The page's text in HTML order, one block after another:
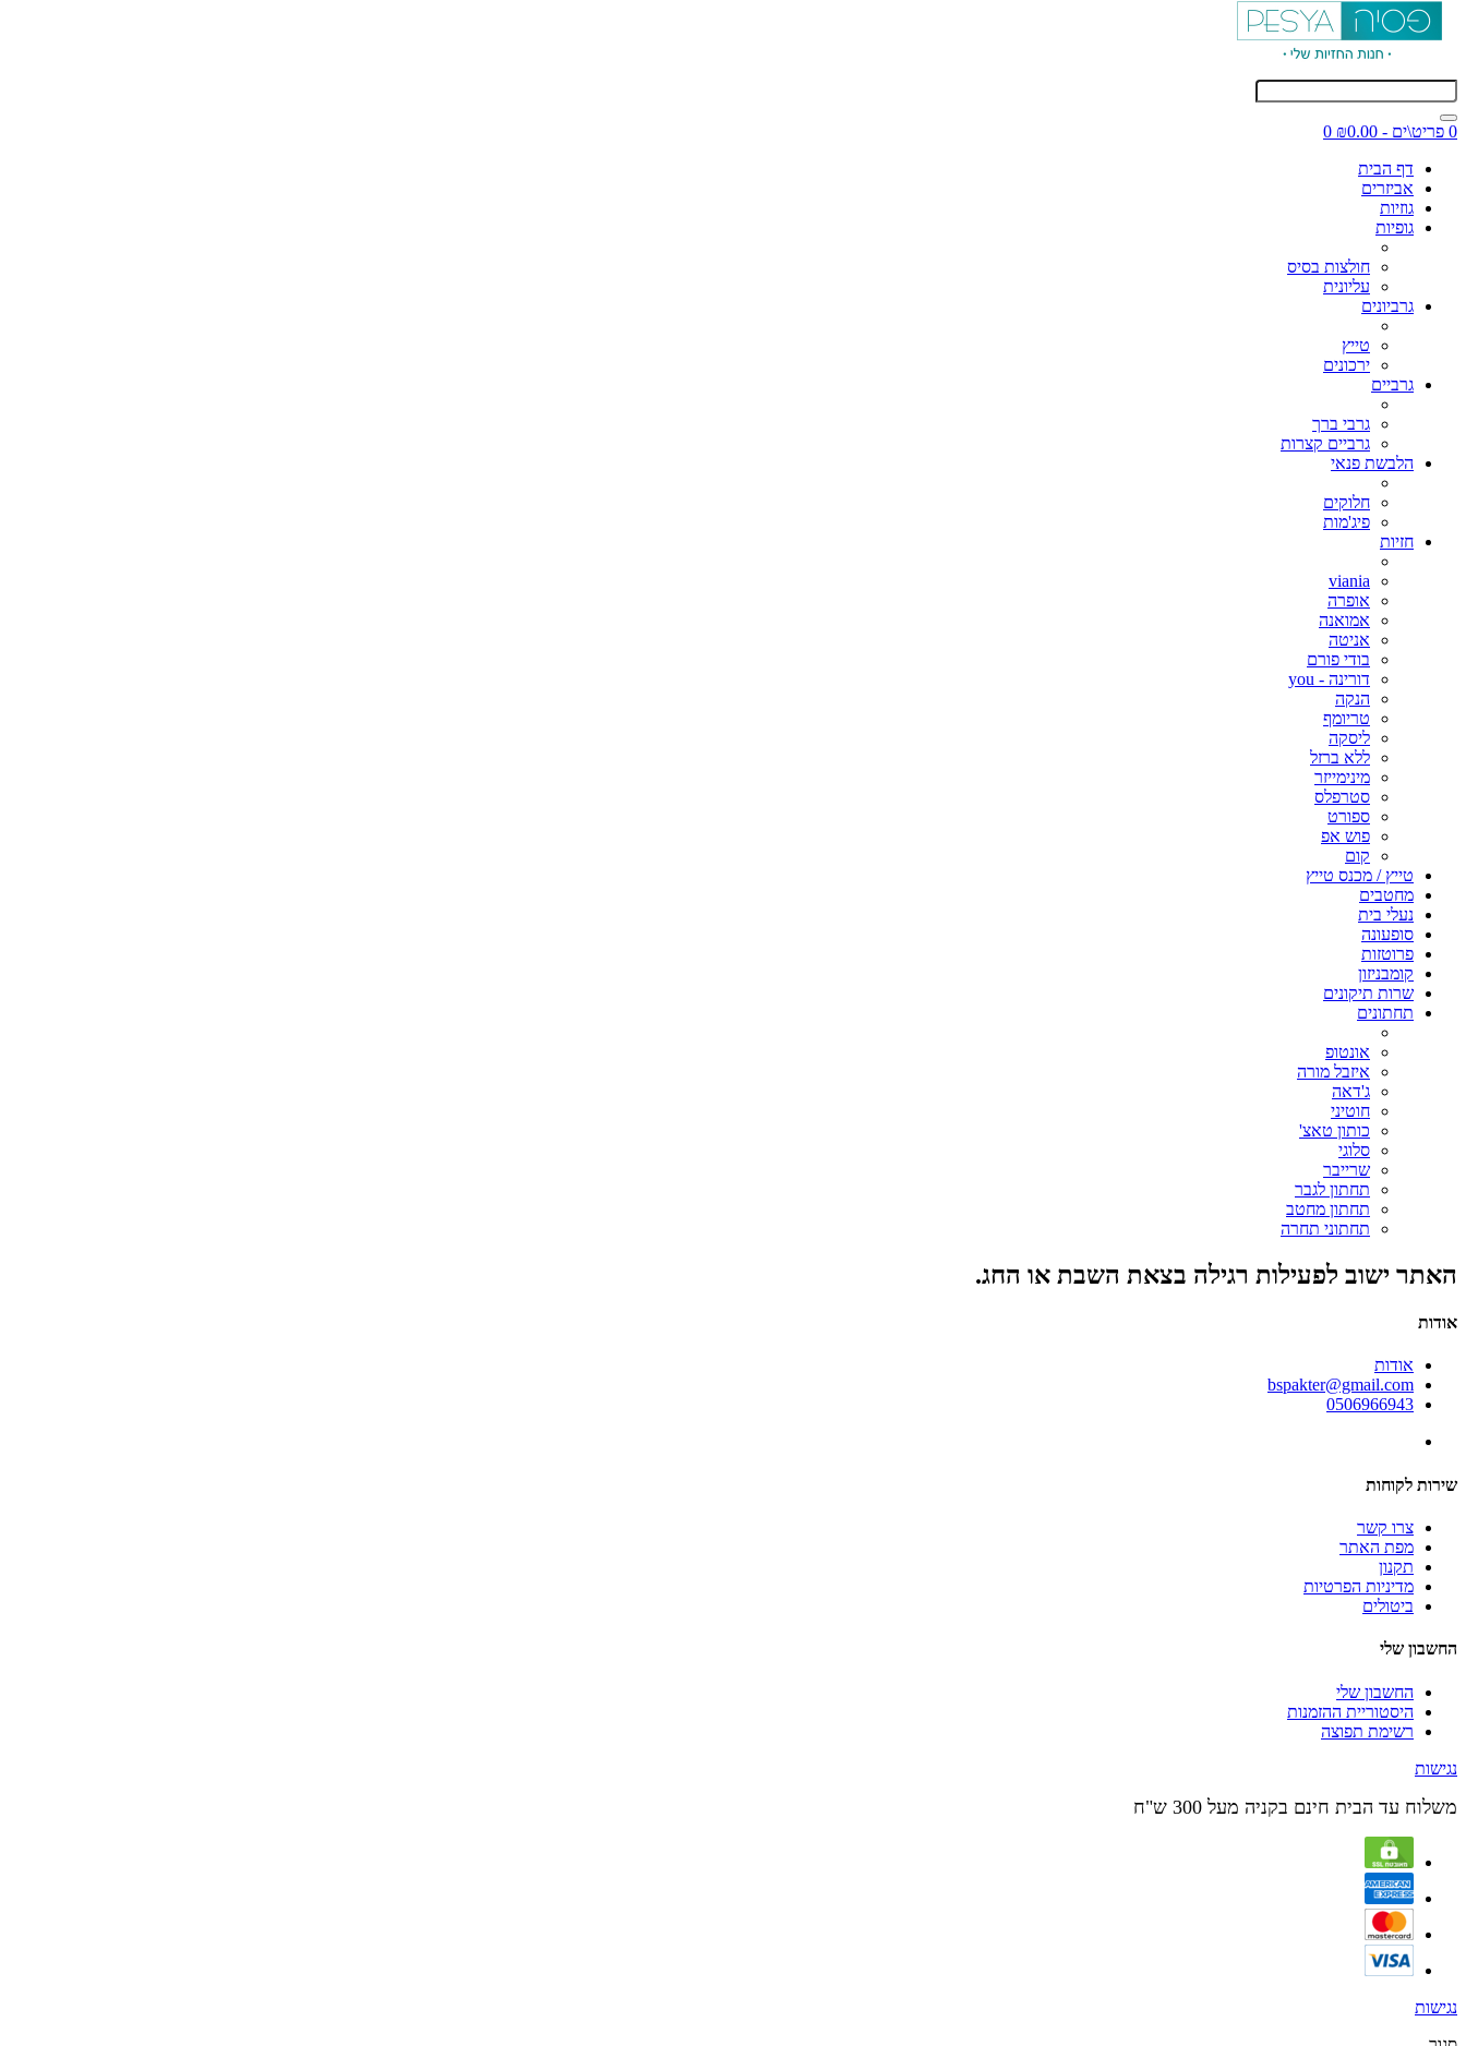
0 פריט\ים - ₪0.00
0
דף הבית
אביזרים
גוזיות
גופיות
חולצות בסיס
עליונית
גרביונים
טייץ
ירכונים
גרביים
גרבי ברך
גרביים קצרות
הלבשת פנאי
חלוקים
פיג'מות
חזיות
viania
אופרה
אמואנה
אניטה
בודי פורם
דורינה - you
הנקה
טריומף
ליסקה
ללא ברזל
מינימייזר
סטרפלס
ספורט
פוש אפ
קום
טייץ / מכנס טייץ
מחטבים
נעלי בית
סופעונה
פרוטזות
קומבניזון
שרות תיקונים
תחתונים
אונטופ
איזבל מורה
ג'דאה
חוטיני
כותון טאצ'
סלוגי
שרייבר
תחתון לגבר
תחתון מחטב
תחתוני תחרה
האתר ישוב לפעילות רגילה בצאת השבת או החג.
אודות
אודות
bspakter@gmail.com
0506966943
שירות לקוחות
צרו קשר
מפת האתר
תקנון
מדיניות הפרטיות
ביטולים
החשבון שלי
החשבון שלי
היסטוריית ההזמנות
רשימת תפוצה
נגישות
משלוח עד הבית חינם בקניה מעל 300 ש"ח
נגישות